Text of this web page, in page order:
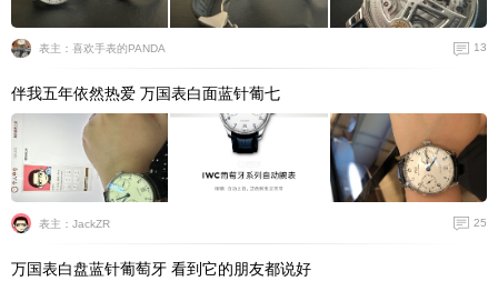
表主：喜欢手表的PANDA 13
伴我五年依然热爱 万国表白面蓝针葡七
表主：JackZR 25
万国表白盘蓝针葡萄牙 看到它的朋友都说好